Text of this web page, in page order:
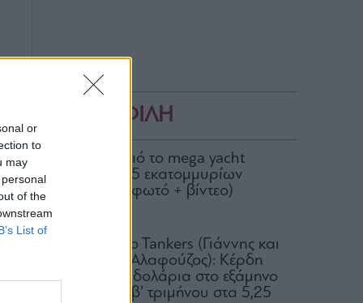
or
to
may
of the
List of
ΔΗΜΟΦΙΛΗ
Στον Σκορπιό το mega yacht
Loon των 75 εκατομμυρίων
δολαρίων (φωτό + βίντεο)
Okeanis Eco Tankers (Γιάννης και
Αριστείδης Αλαφούζος): Κέρδη
318,6 εκατ. δολάρια στο εξάμηνο
– Μέρισμα β’ τριμήνου στα 5,25